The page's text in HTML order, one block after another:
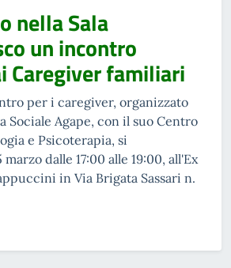
nella Sala
un incontro
Caregiver familiari
per i caregiver, organizzato
Sociale Agape, con il suo Centro
e Psicoterapia, si
dalle 17:00 alle 19:00, all'Ex
in Via Brigata Sassari n.